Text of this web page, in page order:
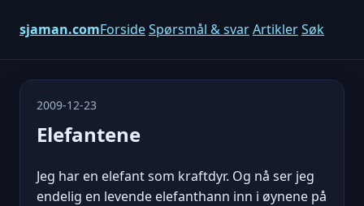
sjaman.comForsideSpørsmål & svarArtiklerSøk
2009-12-23
Elefantene
Jeg har en elefant som kraftdyr. Og nå ser jeg
endelig en levende elefanthann inn i øynene på